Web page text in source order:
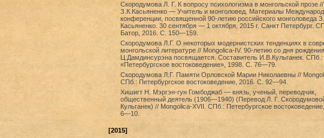
Скородумова Л. Г. К вопросу психологизма в монгольской прозе //
З.К.Касьяненко — Учитель и монголовед. Материалы
конференции, посвященной 90-летию российского монголоведа З.
Касьяненко. 30 сентября — 1 октября, 2015 г. Санкт Петербург.
Батор, 2016. C. 150—159.
Скородумова Л.Г. О некоторых модернистских тенденциях в
монгольской литературе // Mongolica-IV. 90-летию со дня рождения
Ц.Дамдинсурэна посвящается. Составитель И.В.Кульганек. СПб.:
«Петербургское востоковедение», 1998. С. 76—79.
Скородумова Л.Г. Памяти Орловской Марии Николаевны //
СПб.: Петербургское востоковедение, 2016. С. 92—94.
Хишигт Н. Мэргэн-гун Гомбоджаб — князь, ученый, переводчик,
общественный деятель (1906—1940) (Перевод Л. Г.
Кульганек) // Mongolica-XVII. СПб.: Петербургское
6—10.
[2015]